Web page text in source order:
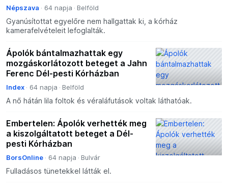
Népszava 64 napja Belföld
Gyanúsítottat egyelőre nem hallgattak ki, a kórház
kamerafelvételeit lefoglalták.
Ápolók bántalmazhattak egy
mozgáskorlátozott beteget a Jahn
Ferenc Dél-pesti Kórházban
Index 64 napja Belföld
A nő hátán lila foltok és véraláfutások voltak láthatóak.
Embertelen: Ápolók verhették meg
a kiszolgáltatott beteget a Dél-
pesti Kórházban
BorsOnline 64 napja Bulvár
Fulladásos tünetekkel látták el.